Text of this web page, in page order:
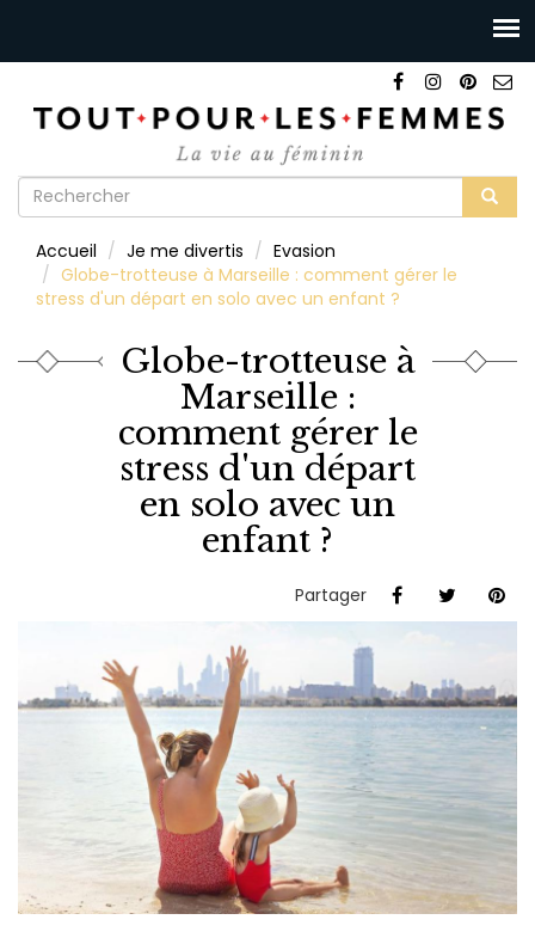
Formulaire
recherche
Accueil Je me divertis
Evasion
Globe-trotteuse à Marseille : comment gérer le
stress d'un départ en solo avec un enfant ?
Globe-trotteuse à
Marseille :
comment gérer le
stress d'un départ
en solo avec un
enfant ?
Partager